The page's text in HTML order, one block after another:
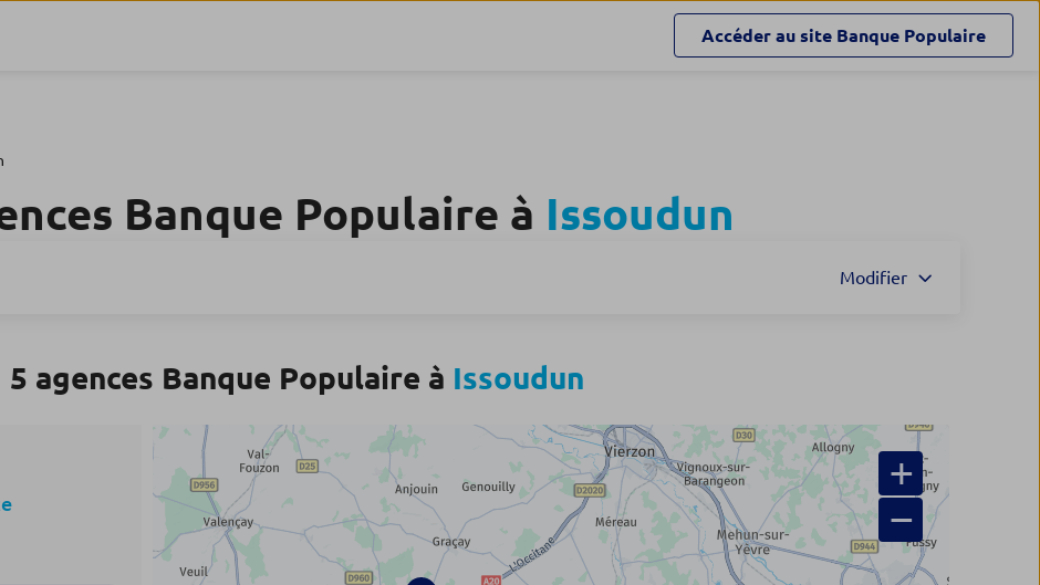
Accéder au site Banque Populaire
Banque Populaire à Issoudun
Modifier
5 agences Banque Populaire à Issoudun
+
−